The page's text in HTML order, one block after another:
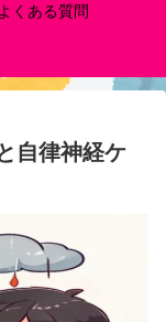
よくある質問
自律神経ケ